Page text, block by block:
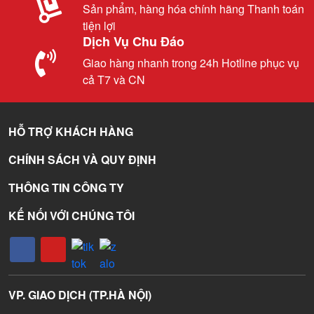
Sản phẩm, hàng hóa chính hãng Thanh toán
tiện lợi
Dịch Vụ Chu Đáo
Giao hàng nhanh trong 24h Hotline phục vụ
cả T7 và CN
HỖ TRỢ KHÁCH HÀNG
CHÍNH SÁCH VÀ QUY ĐỊNH
THÔNG TIN CÔNG TY
KẾ NỐI VỚI CHÚNG TÔI
VP. GIAO DỊCH (TP.HÀ NỘI)